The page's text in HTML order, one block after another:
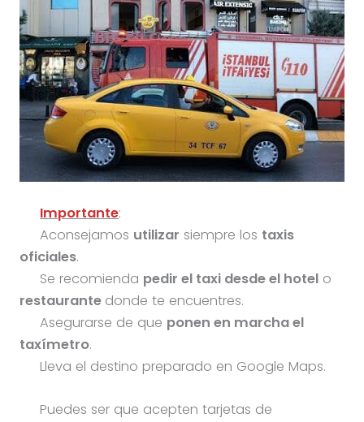
Importante:
Aconsejamos utilizar siempre los taxis
oficiales.
Se recomienda pedir el taxi desde el hotel o
restaurante donde te encuentres.
Asegurarse de que ponen en marcha el
taxímetro.
Lleva el destino preparado en Google Maps.
Puedes ser que acepten tarjetas de